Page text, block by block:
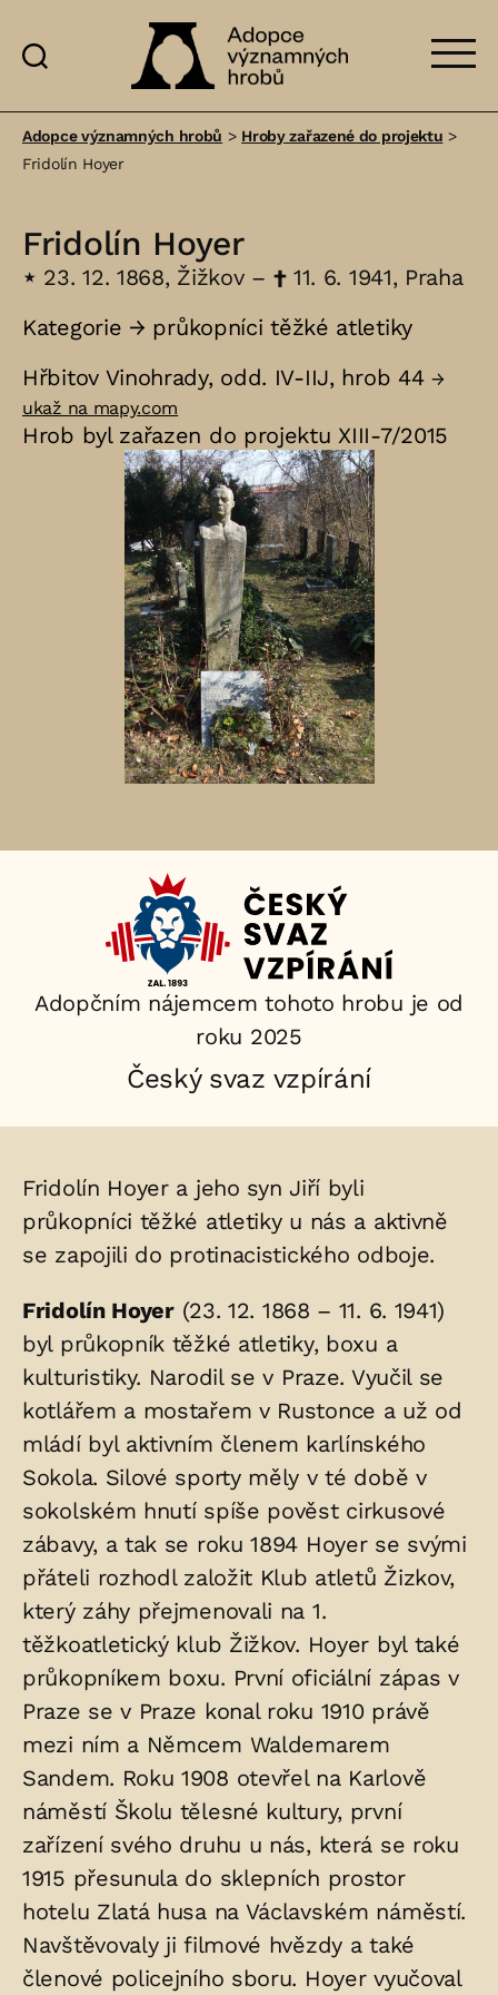
významných
Adopce významných hrobů > Hroby zařazené do projektu >
Fridolín Hoyer
Fridolín Hoyer
⋆ 23. 12. 1868, Žižkov – †11. 6. 1941, Praha
Kategorie → průkopníci těžké atletiky
Hřbitov Vinohrady, odd. IV-IIJ, hrob 44 →
ukaž na mapy.com
Hrob byl zařazen do projektu XIII-7/2015
adopční
nájemce:
Adopčním nájemcem tohoto hrobu je od
roku 2025
Český svaz vzpírání
Životopis
osoby/osob
uložených
v
hrobu:
Fridolín Hoyer a jeho syn Jiří byli
průkopníci těžké atletiky u nás a aktivně
se zapojili do protinacistického odboje.
Fridolín Hoyer(23. 12. 1868 – 11. 6. 1941)
byl průkopník těžké atletiky, boxu a
kulturistiky. Narodil se v Praze. Vyučil se
kotlářem a mostařem v Rustonce a už od
mládí byl aktivním členem karlínského
Sokola. Silové sporty měly v té době v
sokolském hnutí spíše pověst cirkusové
zábavy, a tak se roku 1894 Hoyer se svými
přáteli rozhodl založit Klub atletů Žizkov,
který záhy přejmenovali na 1.
těžkoatletický klub Žižkov. Hoyer byl také
průkopníkem boxu. První oficiální zápas v
Praze se v Praze konal roku 1910 právě
mezi ním a Němcem Waldemarem
Sandem. Roku 1908 otevřel na Karlově
náměstí Školu tělesné kultury, první
zařízení svého druhu u nás, která se roku
1915 přesunula do sklepních prostor
hotelu Zlatá husa na Václavském náměstí.
Navštěvovaly ji filmové hvězdy a také
členové policejního sboru. Hoyer vyučoval